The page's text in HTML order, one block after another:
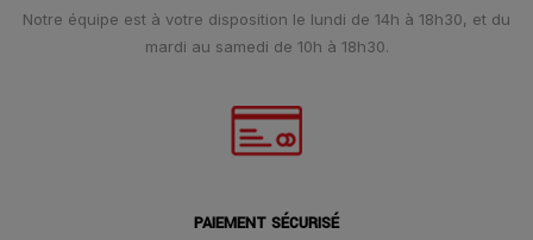
Notre équipe est à votre disposition le lundi de 14h à 18h30, et du
mardi au samedi de 10h à 18h30.
PAIEMENT SÉCURISÉ